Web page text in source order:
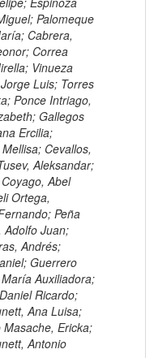
Palomeque
Cabrera,
Correa
Vinueza
Luis; Torres
Ponce Intriago,
Gallegos
Ercilia;
Cevallos,
Aleksandar;
Abel
Ortega,
Peña
Adolfo Juan;
Andrés;
Guerrero
Auxiliadora;
Ricardo;
Ana Luisa;
Masache, Ericka;
Antonio